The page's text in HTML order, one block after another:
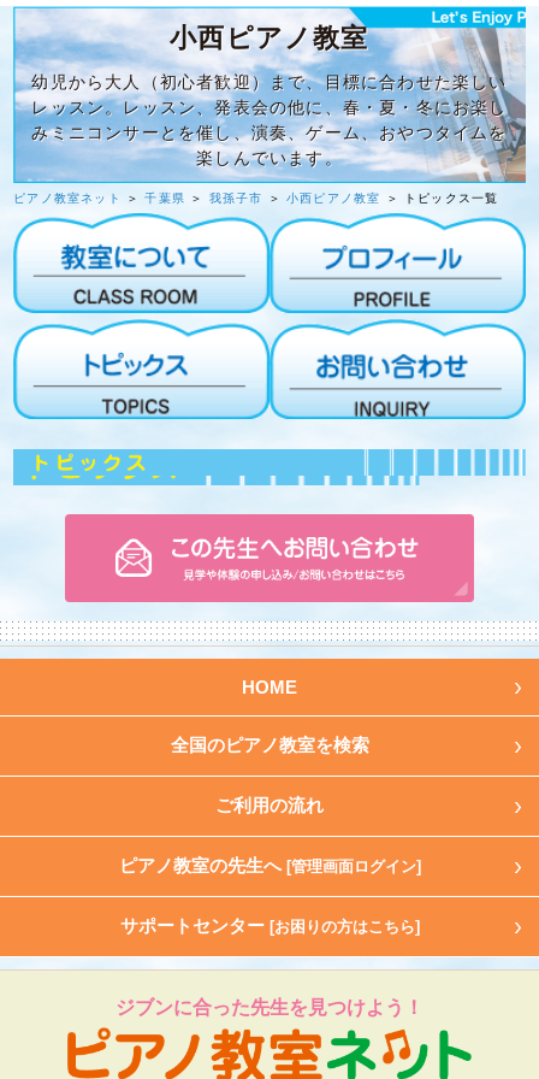
小西ピアノ教室
幼児から大人（初心者歓迎）まで、目標に合わせた楽しい
レッスン。レッスン、発表会の他に、春・夏・冬にお楽し
みミニコンサーとを催し、演奏、ゲーム、おやつタイムを
楽しんでいます。
ピアノ教室ネット ＞千葉県 ＞ 我孫子市 ＞小西ピアノ教室 ＞ トピックス一覧
HOME
全国のピアノ教室を検索
ご利用の流れ
ピアノ教室の先生へ [管理画面ログイン]
サポートセンター [お困りの方はこちら]
ジブンに合った先生を見つけよう！